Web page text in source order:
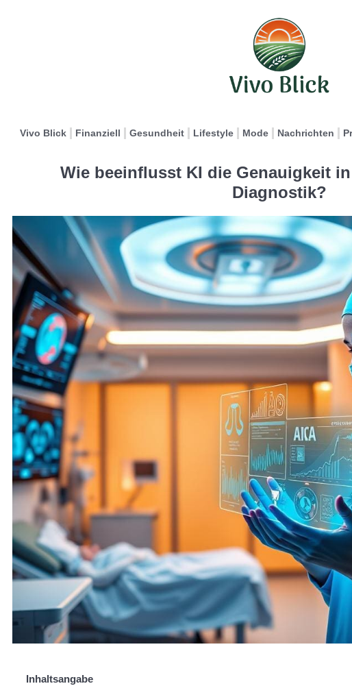
Vivo Blick Finanziell Gesundheit Lifestyle Mode Nachrichten
Wie beeinflusst KI die Genauigkeit
Diagnostik?
Inhaltsangabe